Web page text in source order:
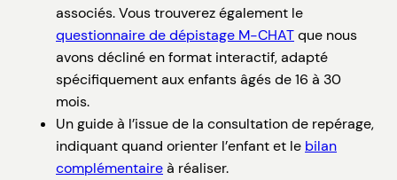
associés. Vous trouverez également le
questionnaire de dépistage M-CHATque nous
avons décliné en format interactif, adapté
spécifiquement aux enfants âgés de 16 à 30
mois.
Un guide à l’issue de la consultation de repérage,
indiquant quand orienter l’enfant et le bilan
complémentaireà réaliser.